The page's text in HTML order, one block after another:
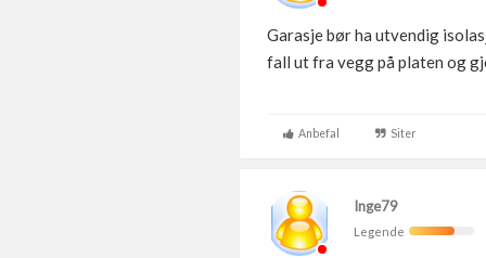
Garasje bør ha utvendig
fall ut fra vegg på platen og
Anbefal Siter
Inge79
Legende